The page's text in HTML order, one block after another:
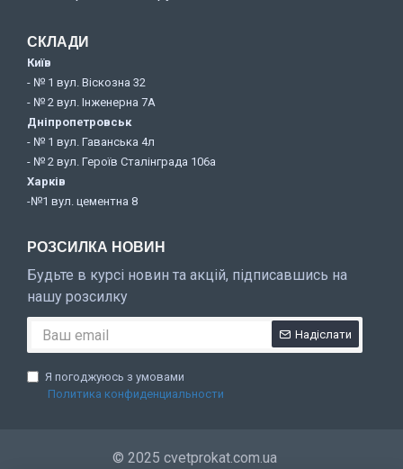
СКЛАДИ
Київ
- № 1 вул. Віскозна 32
- № 2 вул. Інженерна 7А
Дніпропетровськ
- № 1 вул. Гаванська 4л
- № 2 вул. Героїв Сталінграда 106а
Харків
-№1 вул. цементна 8
РОЗСИЛКА НОВИН
Будьте в курсі новин та акцій, підписавшись на
нашу розсилку
Надіслати
Я погоджуюсь з умовами
Политика конфиденциальности
© 2025 cvetprokat.com.ua